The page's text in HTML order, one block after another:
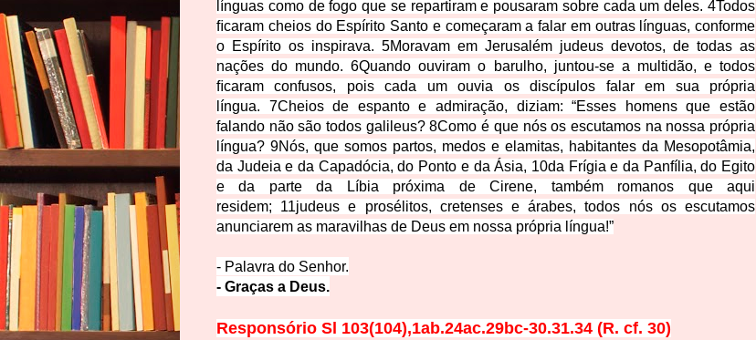
línguas como de fogo que se repartiram e pousaram sobre cada um deles. 4Todos
ﬁcaram cheios do Espírito Santo e começaram a falar em outras línguas, conforme
o Espírito os inspirava. 5Moravam em Jerusalém judeus devotos, de todas as
nações do mundo.6Quando ouviram o barulho, juntou-se a multidão, e todos
ﬁcaram confusos, pois cada um ouvia os discípulos falar em sua própria
língua. 7Cheios de espanto e admiração, diziam: “Esses homens que estão
falando não são todos galileus?8Como é que nós os escutamos na nossa própria
língua? 9Nós, que somos partos, medos e elamitas, habitantes da Mesopotâmia,
da Judeia e da Capadócia, do Ponto e da Ásia, 10da Frígia e da Panfília, do Egito
e da parte da Líbia próxima de Cirene, também romanos que aqui
residem; 11judeus e prosélitos, cretenses e árabes, todos nós os escutamos
anunciarem as maravilhas de Deus em nossa própria língua!”
- Palavra do Senhor.
- Graças a Deus.
Responsório Sl 103(104),1ab.24ac.29bc-30.31.34 (R. cf. 30)